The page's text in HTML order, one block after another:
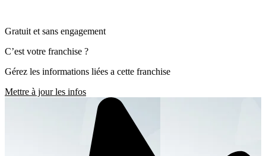
Gratuit et sans engagement
C’est votre franchise ?
Gérez les informations liées a cette franchise
Mettre à jour les infos